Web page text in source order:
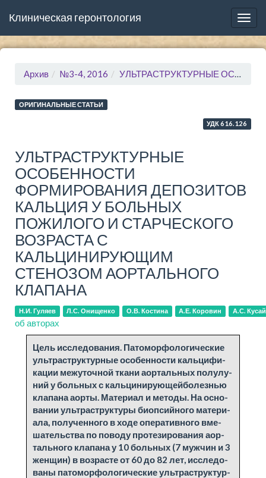
Клиническая геронтология
Архив №3-4, 2016 УЛЬТРАСТРУКТУРНЫЕ ОСОБЕННОСТИ ФОРМИРОВАНИЯ ДЕПОЗИТОВ КАЛЬЦИЯ У БОЛЬНЫХ ПОЖИЛОГО И СТАРЧЕСКОГО ВОЗРАСТА С КАЛЬЦИНИРУЮЩИМ СТЕНОЗОМ АОРТАЛЬНОГО КЛАПАНА
ОРИГИНАЛЬНЫЕ СТАТЬИ
УДК 616.126
УЛЬТРАСТРУКТУРНЫЕ
ОСОБЕННОСТИ
ФОРМИРОВАНИЯ ДЕПОЗИТОВ
КАЛЬЦИЯ У БОЛЬНЫХ
ПОЖИЛОГО И СТАРЧЕСКОГО
ВОЗРАСТА С
КАЛЬЦИНИРУЮЩИМ
СТЕНОЗОМ АОРТАЛЬНОГО
КЛАПАНА
Н.И. Гуляев Л.С. Онищенко О.В. Костина А.Е. Коровин А.С. Кусай
об авторах
Цель ис­сле­до­ва­ния. Па­то­мор­фо­ло­ги­че­ские
ультраструк­тур­ные осо­бен­но­сти каль­ци­фи­
ка­ции меж­у­точ­ной тка­ни аор­таль­ных по­лу­лу­
ний у боль­ных с каль­ци­ни­ру­ю­щей­бо­лез­нью
клапа­на аор­ты. Ма­те­ри­ал и ме­то­ды. На осно­
ва­нии ультраструк­ту­ры биопсий­но­го ма­те­ри­
а­ла, по­лу­чен­но­го в хо­де опе­ра­тив­но­го вме­
ша­тель­ства по по­во­ду про­те­зи­ро­ва­ния аор­
таль­но­го клапа­на у 10 боль­ных (7 муж­чин и 3
жен­щин) в воз­расте от 60 до 82 лет, ис­сле­до­
ва­ны па­то­мор­фо­ло­ги­че­ские ультраструк­тур­